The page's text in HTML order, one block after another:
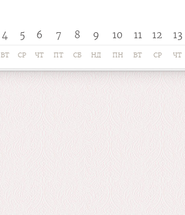
4 5 6 7 8 9 10 11 12 13
ВТ СР ЧТ ПТ СБ НД ПН ВТ СР ЧТ